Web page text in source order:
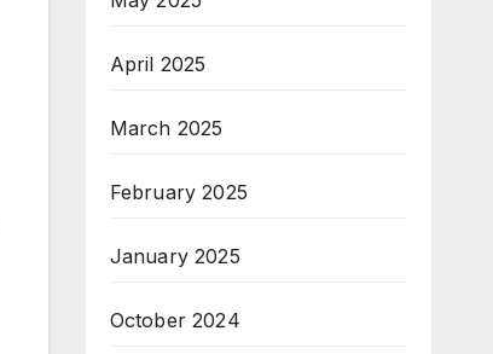
April 2025
March 2025
February 2025
January 2025
October 2024